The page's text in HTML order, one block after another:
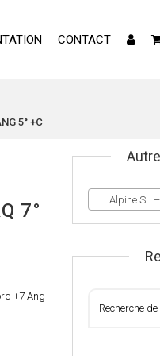
CONTACT
5° +C
7°
+7 Ang
Alpine SL –